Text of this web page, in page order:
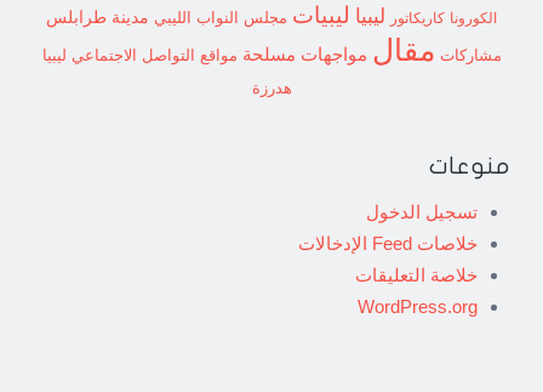
الكورونا كاريكاتور ليبيا ليبيات مجلس النواب الليبي مدينة طرابلس
مشاركات مقال مواجهات مسلحة مواقع التواصل الاجتماعي ليبيا
هدرزة
منوعات
تسجيل الدخول
خلاصات Feed الإدخالات
خلاصة التعليقات
WordPress.org